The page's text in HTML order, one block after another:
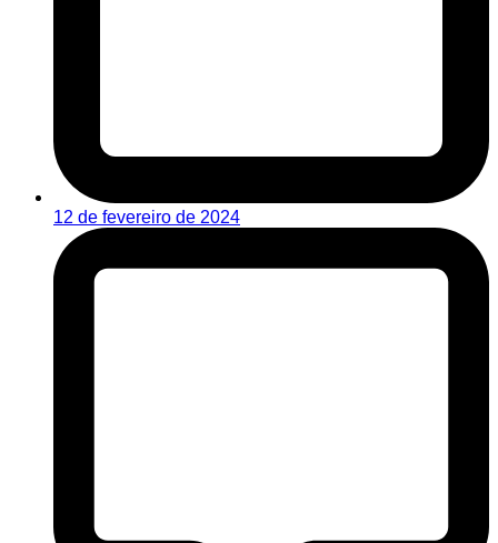
12 de fevereiro de 2024